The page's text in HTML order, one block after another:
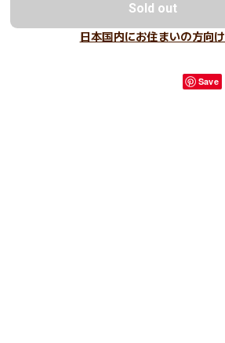
Sold out
日本国内にお住まいの方向け
Save